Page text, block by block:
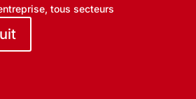
tous secteurs